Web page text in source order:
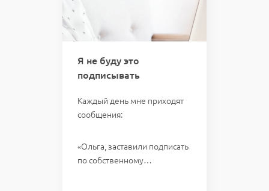
Я не буду это
подписывать
Каждый день мне приходят
сообщения:
«Ольга, заставили подписать
по собственному…